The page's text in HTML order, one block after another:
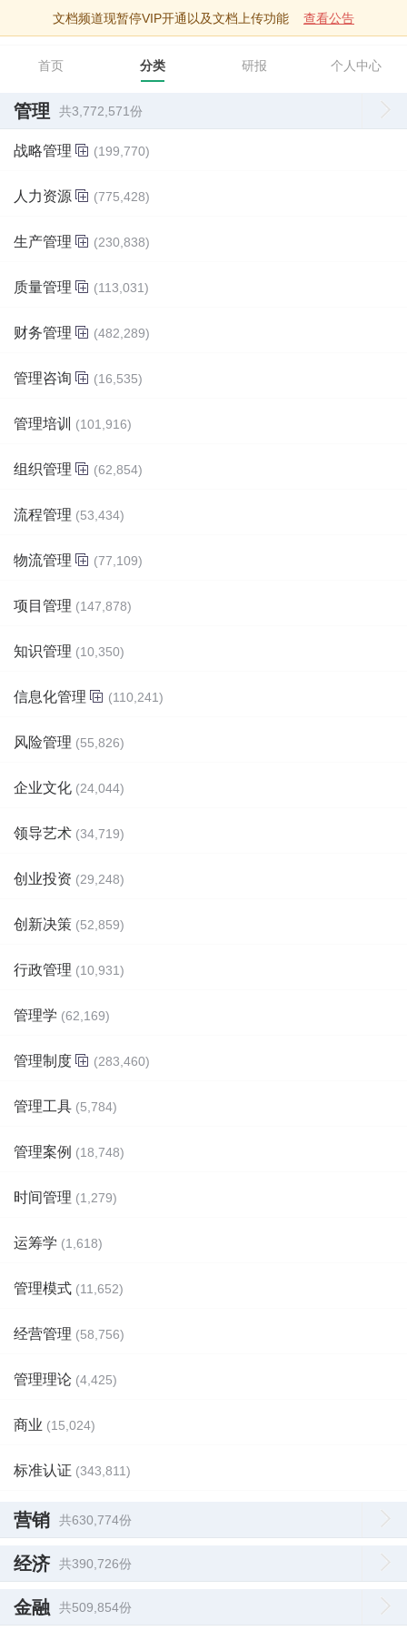
文档频道现暂停VIP开通以及文档上传功能 查看公告
智库文档
首页 分类 研报 个人中心
管理 共3,772,571份
战略管理 (199,770)
人力资源 (775,428)
生产管理 (230,838)
质量管理 (113,031)
财务管理 (482,289)
管理咨询 (16,535)
管理培训 (101,916)
组织管理 (62,854)
流程管理 (53,434)
物流管理 (77,109)
项目管理 (147,878)
知识管理 (10,350)
信息化管理 (110,241)
风险管理 (55,826)
企业文化 (24,044)
领导艺术 (34,719)
创业投资 (29,248)
创新决策 (52,859)
行政管理 (10,931)
管理学 (62,169)
管理制度 (283,460)
管理工具 (5,784)
管理案例 (18,748)
时间管理 (1,279)
运筹学 (1,618)
管理模式 (11,652)
经营管理 (58,756)
管理理论 (4,425)
商业 (15,024)
标准认证 (343,811)
营销 共630,774份
经济 共390,726份
金融 共509,854份